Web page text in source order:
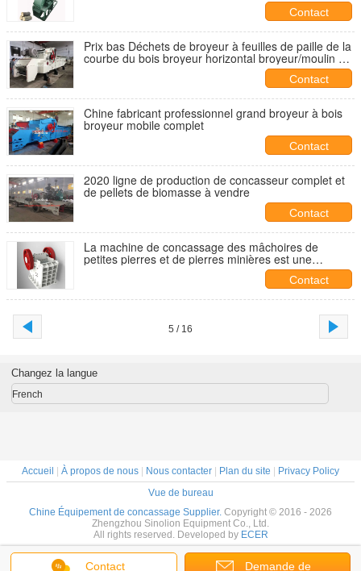
Contact
Prix bas Déchets de broyeur à feuilles de paille de la
courbe du bois broyeur horizontal broyeur/moulin à
Contact
Chine fabricant professionnel grand broyeur à bois
broyeur mobile complet
Contact
2020 ligne de production de concasseur complet et
de pellets de biomasse à vendre
Contact
La machine de concassage des mâchoires de
petites pierres et de pierres minières est une
machine de concassage des mâchoires et de granit.
Contact
5 / 16
Contact Demande de
Changez la langue
French
Accueil À propos de nous Nous contacter Plan du site
Privacy Policy
Vue de bureau
Chine Équipement de concassage Supplier. Copyright © 2016 - 2026
Zhengzhou Sinolion Equipment Co., Ltd.
All rights reserved. Developed by ECER